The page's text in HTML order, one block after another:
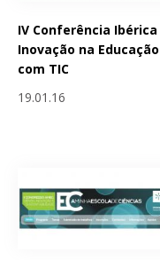
IV Conferência Ibérica
Inovação na Educação
com TIC
19.01.16